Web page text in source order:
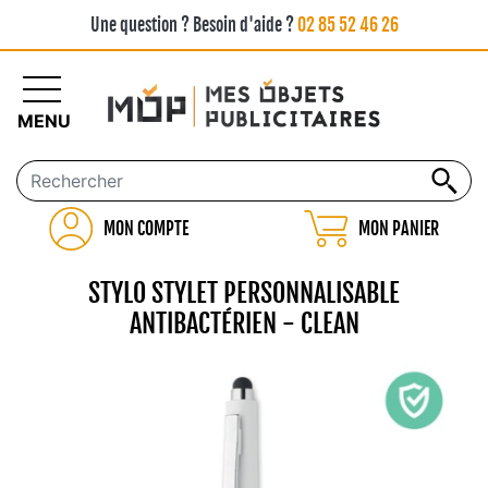
Une question ? Besoin d'aide ?02 85 52 46 26
MON COMPTE MON PANIER
MENU
STYLO STYLET PERSONNALISABLE
ANTIBACTÉRIEN - CLEAN